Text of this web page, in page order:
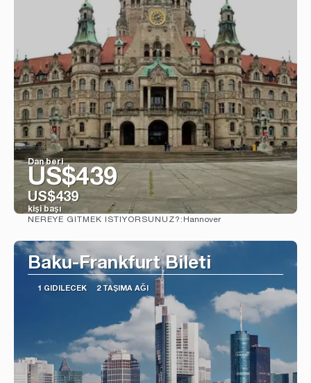
Dan beri
US$439
US$439
kişi başı
NEREYE GITMEK ISTIYORSUNUZ?: Hannover
Baku-Frankfurt Bileti
1 GIDILECEK 2 TAŞIMA AĞI